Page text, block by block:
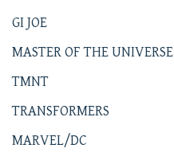
GI JOE
MASTER OF THE UNIVERSE
TMNT
TRANSFORMERS
MARVEL/DC